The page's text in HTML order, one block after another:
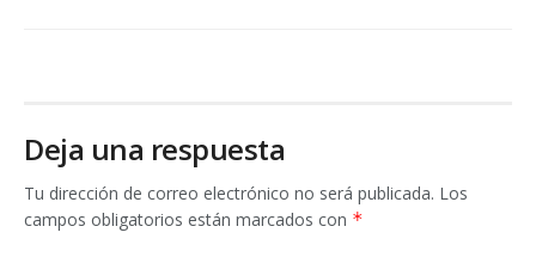
Deja una respuesta
Tu dirección de correo electrónico no será publicada. Los
campos obligatorios están marcados con *